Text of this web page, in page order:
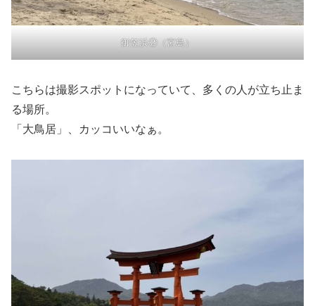
御笠浜②（宮島）
こちらは撮影スポットになっていて、多くの人が立ち止ま
る場所。
「大鳥居」、カッコいいなぁ。